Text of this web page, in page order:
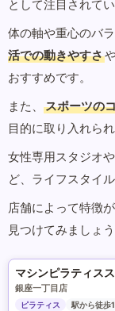
として注目されてい
体の軸や重心のバ
活での動きやすさ
おすすめです。
また、
スポーツの
目的に取り入れら
女性専用スタジオ
ど、ライフスタイ
店舗によって特徴
見つけてみましょう
銀座一丁目店
ピラティス
駅から徒歩